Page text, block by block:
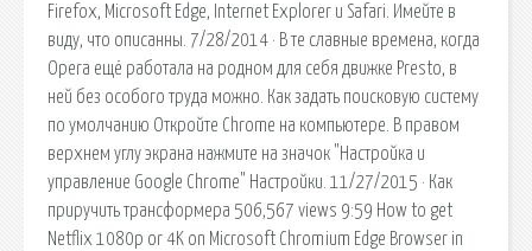
Firefox, Microsoft Edge, Internet Explorer и Safari. Имейте в
виду, что описанны. 7/28/2014 · В те славные времена, когда
Opera ещё работала на родном для себя движке Presto, в
ней без особого труда можно. Как задать поисковую систему
по умолчанию Откройте Chrome на компьютере. В правом
верхнем углу экрана нажмите на значок "Настройка и
управление Google Chrome" Настройки. 11/27/2015 · Как
приручить трансформера 506,567 views 9:59 How to get
Netflix 1080p or 4K on Microsoft Chromium Edge Browser in